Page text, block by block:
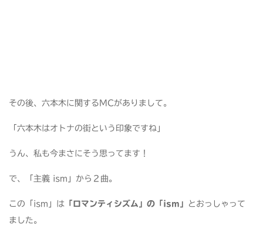
その後、六本木に関するMCがありまして。
「六本木はオトナの街という印象ですね」
うん、私も今まさにそう思ってます！
で、「主義 ism」から２曲。
この「ism」は 「ロマンティシズム」の「ism」
とおっしゃって
ました。